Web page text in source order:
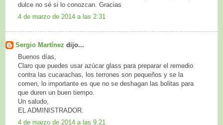
dulce no sé si lo conozcan. Gracias
4 de marzo de 2014 a las 2:31
Sergio Martínez dijo...
Buenos días,
Claro que puedes usar azúcar glass para preparar el remedio
contra las cucarachas, los terrones son pequeños y se la
comen, lo importante es que no se deshagan las bolitas para
que duren un buen tiempo.
Un saludo,
EL ADMINISTRADOR.
4 de marzo de 2014 a las 9:21